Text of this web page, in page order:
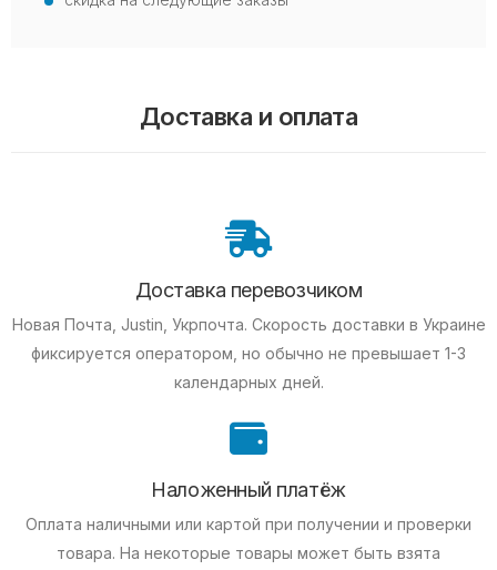
Доставка и оплата
Доставка перевозчиком
Новая Почта, Justin, Укрпочта. Скорость доставки в Украине
фиксируется оператором, но обычно не превышает 1-3
календарных дней.
Наложенный платёж
Оплата наличными или картой при получении и проверки
товара. На некоторые товары может быть взята